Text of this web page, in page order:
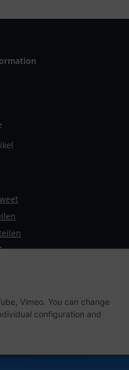
Vimeo. You can change
configuration and